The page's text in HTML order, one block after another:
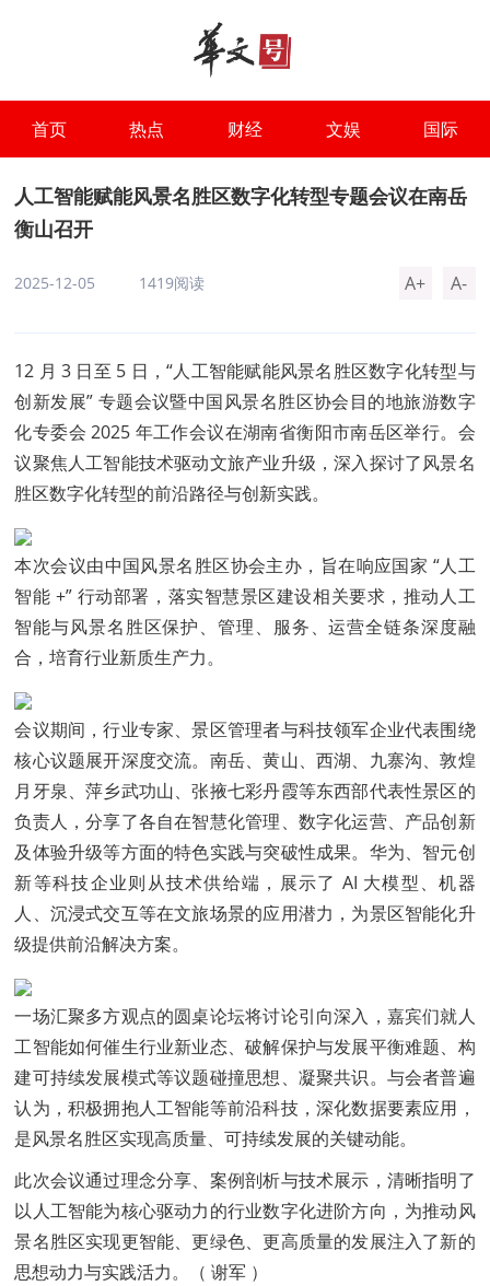
首页 热点 财经 文娱 国际
人工智能赋能风景名胜区数字化转型专题会议在南岳
衡山召开
2025-12-05 1419阅读 A+ A-
12 月 3 日至 5 日，“人工智能赋能风景名胜区数字化转型与
创新发展” 专题会议暨中国风景名胜区协会目的地旅游数字
化专委会 2025 年工作会议在湖南省衡阳市南岳区举行。会
议聚焦人工智能技术驱动文旅产业升级，深入探讨了风景名
胜区数字化转型的前沿路径与创新实践。
本次会议由中国风景名胜区协会主办，旨在响应国家 “人工
智能 +” 行动部署，落实智慧景区建设相关要求，推动人工
智能与风景名胜区保护、管理、服务、运营全链条深度融
合，培育行业新质生产力。
会议期间，行业专家、景区管理者与科技领军企业代表围绕
核心议题展开深度交流。南岳、黄山、西湖、九寨沟、敦煌
月牙泉、萍乡武功山、张掖七彩丹霞等东西部代表性景区的
负责人，分享了各自在智慧化管理、数字化运营、产品创新
及体验升级等方面的特色实践与突破性成果。华为、智元创
新等科技企业则从技术供给端，展示了 AI 大模型、机器
人、沉浸式交互等在文旅场景的应用潜力，为景区智能化升
级提供前沿解决方案。
一场汇聚多方观点的圆桌论坛将讨论引向深入，嘉宾们就人
工智能如何催生行业新业态、破解保护与发展平衡难题、构
建可持续发展模式等议题碰撞思想、凝聚共识。与会者普遍
认为，积极拥抱人工智能等前沿科技，深化数据要素应用，
是风景名胜区实现高质量、可持续发展的关键动能。
此次会议通过理念分享、案例剖析与技术展示，清晰指明了
以人工智能为核心驱动力的行业数字化进阶方向，为推动风
景名胜区实现更智能、更绿色、更高质量的发展注入了新的
思想动力与实践活力。（ 谢军 ）